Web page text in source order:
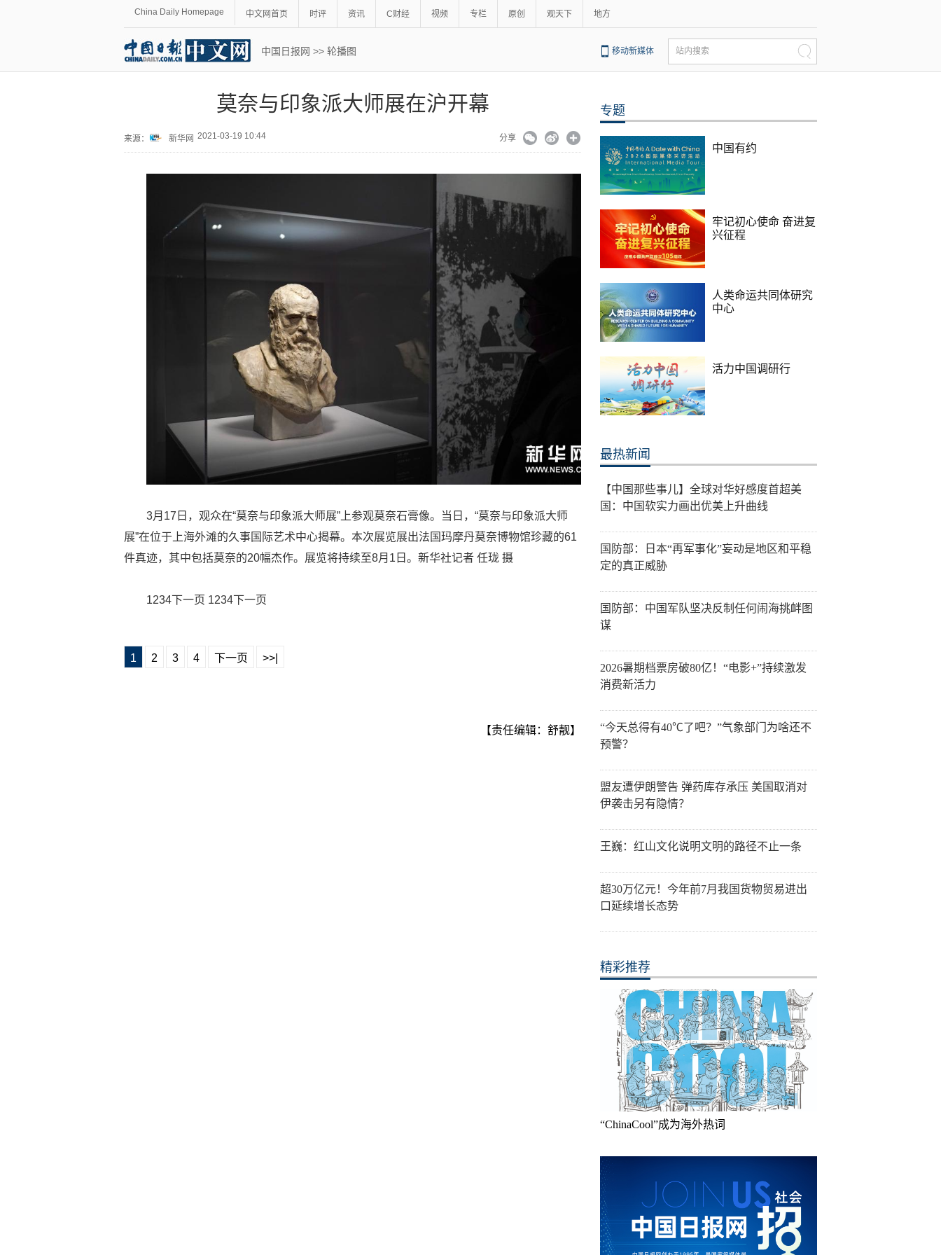
China Daily Homepage 中文网首页 时评 资讯 C财经 视频 专栏 原创 观天下 地方
中国日报网 >> 轮播图 移动新媒体 站内搜索
莫奈与印象派大师展在沪开幕
来源： 新华网 2021-03-19 10:44 分享
3月17日，观众在“莫奈与印象派大师展”上参观莫奈石膏像。当日，“莫奈与印象派大师
展”在位于上海外滩的久事国际艺术中心揭幕。本次展览展出法国玛摩丹莫奈博物馆珍藏的61
件真迹，其中包括莫奈的20幅杰作。展览将持续至8月1日。新华社记者 任珑 摄
1234下一页 1234下一页
1 2 3 4 下一页 >>|
【责任编辑：舒靓】
专题
中国有约
牢记初心使命 奋进复
兴征程
人类命运共同体研究
中心
活力中国调研行
最热新闻
【中国那些事儿】全球对华好感度首超美
国：中国软实力画出优美上升曲线
国防部：日本“再军事化”妄动是地区和平稳
定的真正威胁
国防部：中国军队坚决反制任何闹海挑衅图
谋
2026暑期档票房破80亿！“电影+”持续激发
消费新活力
“今天总得有40℃了吧？”气象部门为啥还不
预警？
盟友遭伊朗警告 弹药库存承压 美国取消对
伊袭击另有隐情？
王巍：红山文化说明文明的路径不止一条
超30万亿元！今年前7月我国货物贸易进出
口延续增长态势
精彩推荐
“ChinaCool”成为海外热词